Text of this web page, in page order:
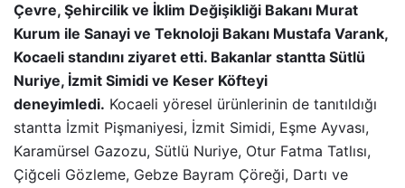
Çevre, Şehircilik ve İklim Değişikliği Bakanı Murat
Kurum ile Sanayi ve Teknoloji Bakanı Mustafa Varank,
Kocaeli standını ziyaret etti. Bakanlar stantta Sütlü
Nuriye, İzmit Simidi ve Keser Köfteyi
deneyimledi. Kocaeli yöresel ürünlerinin de tanıtıldığı
stantta İzmit Pişmaniyesi, İzmit Simidi, Eşme Ayvası,
Karamürsel Gazozu, Sütlü Nuriye, Otur Fatma Tatlısı,
Çiğceli Gözleme, Gebze Bayram Çöreği, Dartı ve